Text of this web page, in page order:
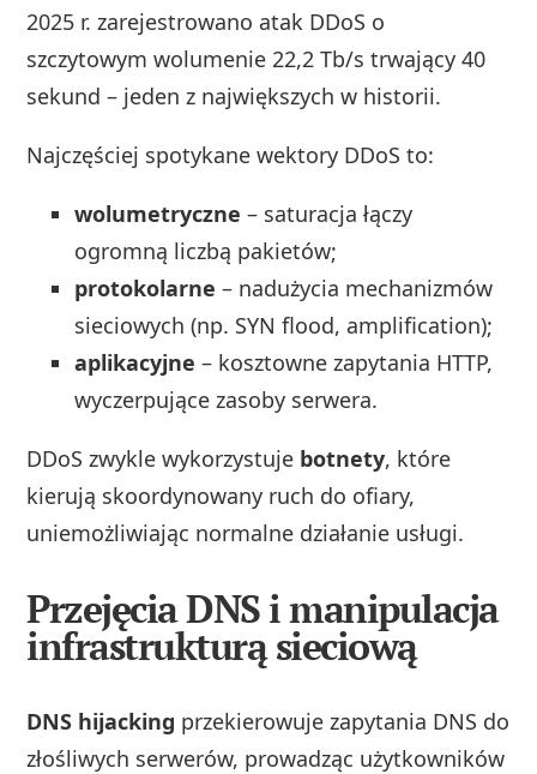
2025 r. zarejestrowano atak DDoS o
szczytowym wolumenie 22,2 Tb/s trwający 40
sekund – jeden z największych w historii.
Najczęściej spotykane wektory DDoS to:
wolumetryczne – saturacja łączy
ogromną liczbą pakietów;
protokolarne – nadużycia mechanizmów
sieciowych (np. SYN flood, amplification);
aplikacyjne – kosztowne zapytania HTTP,
wyczerpujące zasoby serwera.
DDoS zwykle wykorzystuje botnety, które
kierują skoordynowany ruch do ofiary,
uniemożliwiając normalne działanie usługi.
Przejęcia DNS i manipulacja
infrastrukturą sieciową
DNS hijacking przekierowuje zapytania DNS do
złośliwych serwerów, prowadząc użytkowników